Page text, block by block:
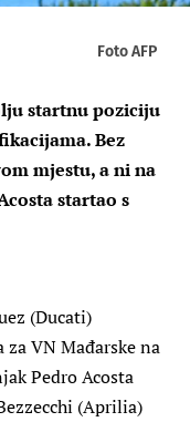
Foto AFP
startnu poziciju
Bez
mjestu, a ni na
startao s
(Ducati)
VN Mađarske na
Pedro Acosta
(Aprilia)